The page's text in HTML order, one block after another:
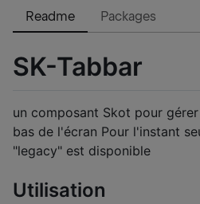
Readme
Packages
SK-Tabbar
un composant Skot pour
bas de l'écran Pour l'instant
"legacy" est disponible
Utilisation